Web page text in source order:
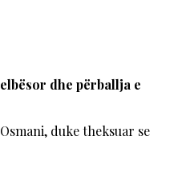
dhe përballja e
duke theksuar se